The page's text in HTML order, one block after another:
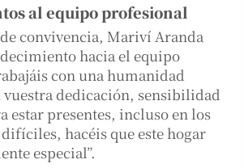
al equipo profesional
convivencia, Mariví Aranda
hacia el equipo
con una humanidad
dedicación, sensibilidad
estar presentes, incluso en los
hacéis que este hogar
especial”.